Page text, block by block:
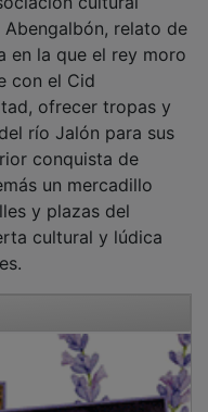
relato de
en la que el rey moro
con el Cid
ofrecer tropas y
río Jalón para sus
conquista de
un mercadillo
y plazas del
cultural y lúdica